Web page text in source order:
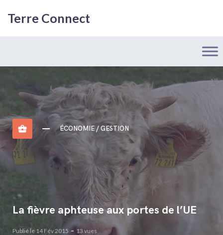
Terre Connect
business_center ÉCONOMIE / GESTION
La fièvre aphteuse aux portes de l’UE
Publié le 14 Fév 2015 13 vues